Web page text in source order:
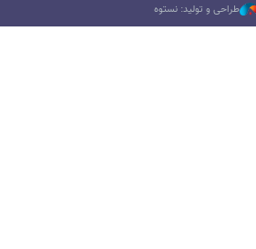
طراحی و تولید: نستوه